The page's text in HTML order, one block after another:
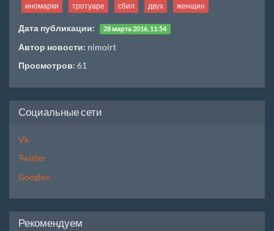
иномарки тротуаре сбил двух женщин
Дата публикации: 28 марта 2016, 11:54
Автор новости: nimoirt
Просмотров: 61
Социальные сети
Vk
Twitter
Google+
Рекомендуем